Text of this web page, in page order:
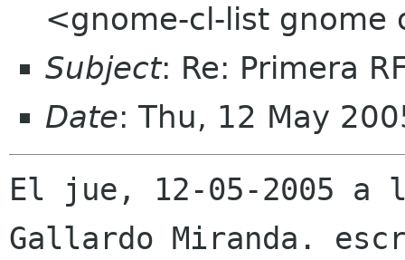
<gnome-cl-list gnome
Subject: Re: Primera
Date: Thu, 12 May
El jue, 12-05-2005 a
Gallardo Miranda.